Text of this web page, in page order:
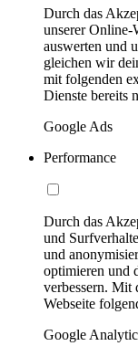
Durch das
unserer Online-
auswerten und
gleichen wir
mit folgenden
Dienste bereits
Google Ads
Performance
Durch das
und
und
optimieren und
verbessern. Mit
Webseite
Google